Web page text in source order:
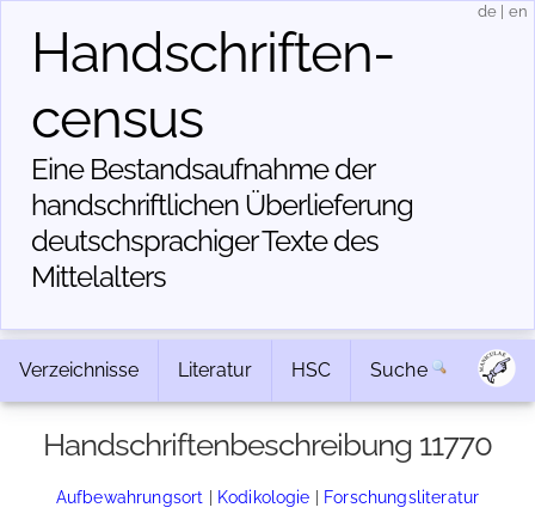
Handschriften­
census
Eine Bestandsaufnahme der
handschriftlichen Über­lieferung
deutschsprachiger Texte des
Mittelalters
de en
Verzeichnisse Literatur HSC Suche
Handschriftenbeschreibung 11770
Aufbewahrungsort | Kodikologie | Forschungsliteratur